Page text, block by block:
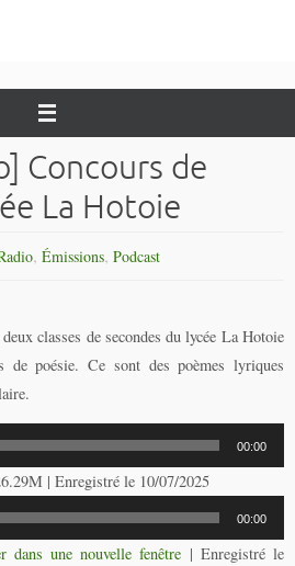
Concours de
La Hotoie
, Émissions, Podcast
classes de secondes du lycée La Hotoie
de poésie. Ce sont des poèmes lyriques
00:00
| Enregistré le 10/07/2025
00:00
dans une nouvelle fenêtre | Enregistré le